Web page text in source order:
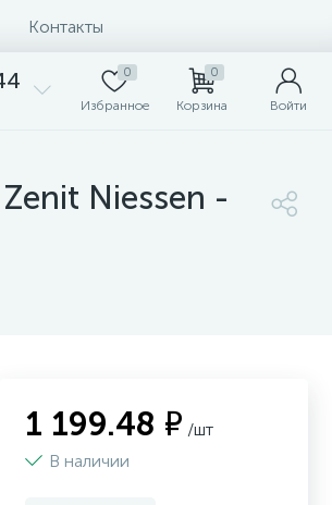
Контакты
0
Избранное
0
Корзина Войти
Niessen -
1 199.48 ₽ /шт
В наличии